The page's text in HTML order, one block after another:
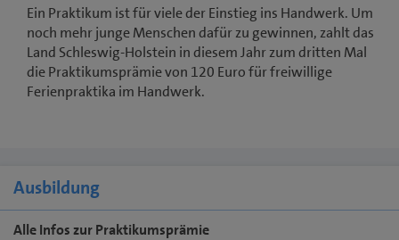
Ein Praktikum ist für viele der Einstieg ins Handwerk. Um
noch mehr junge Menschen dafür zu gewinnen, zahlt das
Land Schleswig-Holstein in diesem Jahr zum dritten Mal
die Praktikumsprämie von 120 Euro für freiwillige
Ferienpraktika im Handwerk.
Ausbildung
Alle Infos zur Praktikumsprämie